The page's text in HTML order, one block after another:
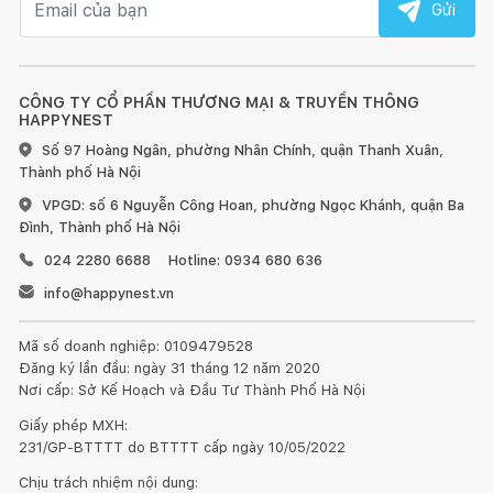
hợp này, Quý Khách vui lòng liên hệ ngay đến Happynest trong
vòng 24h làm việc, kể từ thời điểm nhận hàng, kèm các bằng
Các trường hợp từ chối đổi/trả: Mọi trường hợp lỗi do Người
mua hoặc quá hạn đổi/trả hoặc Người mua không chứng mình
được lỗi do vận chuyển/Nhà sản xuất.
Inochilà thương hiệu gia dụng cao cấp Việt Nam, được thiết
kế và sản xuất theo phong cách và tiêu chuẩn Nhật Bản. 100%
sản phẩm của Inochi được làm từ chất liệu nhựa nguyên sinh
cao cấp theo quy trình chuẩn ISO 9001, không chứa BPA, đạt
chứng nhận an toàn của bộ y tế, đảm bảo điều kiện xuất khẩu
sang những thị trường khó tính nhất như Mỹ, EU, Nhật Bản…
CÔNG TY CỔ PHẦN THƯƠNG MẠI & TRUYỀN THÔNG
HAPPYNEST
Số 97 Hoàng Ngân, phường Nhân Chính, quận Thanh Xuân,
Thành phố Hà Nội
VPGD: số 6 Nguyễn Công Hoan, phường Ngọc Khánh, quận Ba
Đình, Thành phố Hà Nội
024 2280 6688
Hotline: 0934 680 636
info@happynest.vn
Mã số doanh nghiệp: 0109479528
Đăng ký lần đầu: ngày 31 tháng 12 năm 2020
Nơi cấp: Sở Kế Hoạch và Đầu Tư Thành Phố Hà Nội
Giấy phép MXH:
231/GP-BTTTT do BTTTT cấp ngày 10/05/2022
Chịu trách nhiệm nội dung:
Gửi